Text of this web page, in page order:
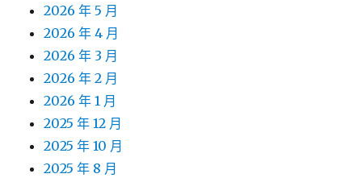
2026 年 5 月
2026 年 4 月
2026 年 3 月
2026 年 2 月
2026 年 1 月
2025 年 12 月
2025 年 10 月
2025 年 8 月